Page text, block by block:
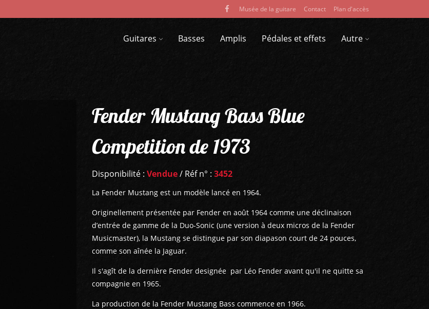
Musée de la guitare Contact Plan d'accès
Guitares Basses Amplis Pédales et effets Autre
Fender Mustang Bass Blue
Competition de 1973
Disponibilité : Vendue/ Réf n° : 3452
La Fender Mustang est un modèle lancé en 1964.
Originellement présentée par Fender en août 1964 comme une déclinaison
d’entrée de gamme de la Duo-Sonic (une version à deux micros de la Fender
Musicmaster), la Mustang se distingue par son diapason court de 24 pouces,
comme son aînée la Jaguar.
Il s'agît de la dernière Fender designée par Léo Fender avant qu'il ne quitte sa
compagnie en 1965.
La production de la Fender Mustang Bass commence en 1966.